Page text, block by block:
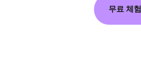
무료 체